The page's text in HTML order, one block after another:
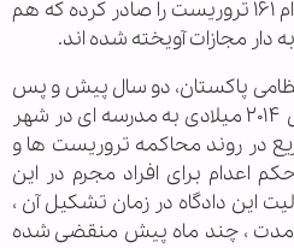
فعالیت خود تاکنون حکم اعدام ۱۶۱ تروریست را صادر کرده که هم
پاکستان، دو سال پیش و پس
از حمله تروریستی مرگبار سال ۲۰۱۴ میلادی به مدرسه ای در شهر
در روند محاکمه تروریست ها و
اعدام برای افراد مجرم در این
این دادگاه در زمان تشکیل آن ،
مدت ، چند ماه پیش منقضی شده